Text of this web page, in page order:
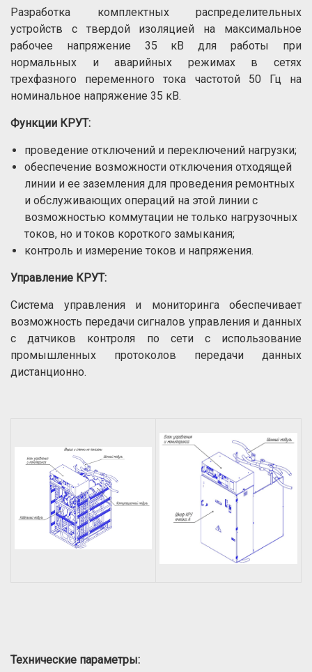
Разработка комплектных распределительных
устройств с твердой изоляцией на максимальное
рабочее напряжение 35 кВ для работы при
нормальных и аварийных режимах в сетях
трехфазного переменного тока частотой 50 Гц на
номинальное напряжение 35 кВ.
Функции КРУТ:
проведение отключений и переключений нагрузки;
обеспечение возможности отключения отходящей
линии и ее заземления для проведения ремонтных
и обслуживающих операций на этой линии с
возможностью коммутации не только нагрузочных
токов, но и токов короткого замыкания;
контроль и измерение токов и напряжения.
Управление КРУТ:
Система управления и мониторинга обеспечивает
возможность передачи сигналов управления и данных
с датчиков контроля по сети с использование
промышленных протоколов передачи данных
дистанционно.
Технические параметры: